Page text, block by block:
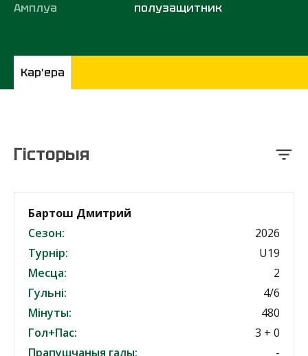
Амплуа
полузащитник
Кар'ера
Гісторыя
Бартош Дмитрий
Сезон:
2026
Турнір:
U19
Месца:
2
Гульні:
4/6
Мінуты:
480
Гол+Пас:
3 + 0
Прапушчаныя галы:
-